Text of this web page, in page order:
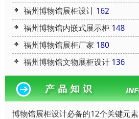
福州博物馆展柜设计 162
福州博物馆内嵌式展示柜 148
福州博物馆展柜厂家 180
福州博物馆文物展柜设计 136
博物馆展柜设计必备的12个关键元素